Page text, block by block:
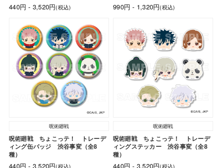
440円 - 3,520円(税込) 990円 - 1,320円(税込)
呪術廻戦
呪術廻戦 ちょこっテ！ トレーデ
ィング缶バッジ 渋谷事変（全8
種）
440円 - 3,520円(税込)
呪術廻戦
呪術廻戦 ちょこっテ！ トレーデ
ィングステッカー 渋谷事変（全8
種）
440円 - 3,520円(税込)